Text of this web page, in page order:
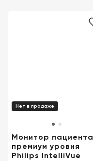
Нет в продаже
Монитор пациента
премиум уровня
Philips IntelliVue